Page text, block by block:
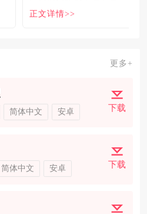
倍，
正文详情>>
更多+
简体中文 安卓 下载
简体中文 安卓 下载